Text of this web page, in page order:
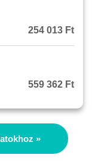
254 013 Ft
559 362 Ft
»